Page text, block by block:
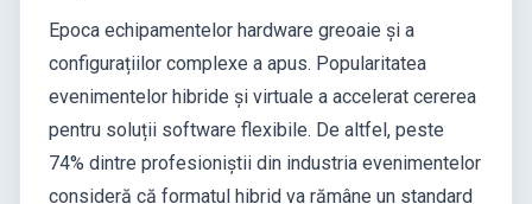
Epoca echipamentelor hardware greoaie și a
configurațiilor complexe a apus. Popularitatea
evenimentelor hibride și virtuale a accelerat cererea
pentru soluții software flexibile. De altfel, peste
74% dintre profesioniștii din industria evenimentelor
consideră că formatul hibrid va rămâne un standard